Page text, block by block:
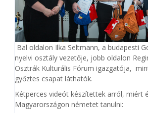
Bal oldalon Ilka Seltmann, a budapesti
nyelvi osztály vezetője, jobb oldalon
Osztrák Kulturális Fórum igazgatója,
győztes csapat láthatók.
Kétperces videót készítettek arról, miért
Magyarországon németet tanulni: